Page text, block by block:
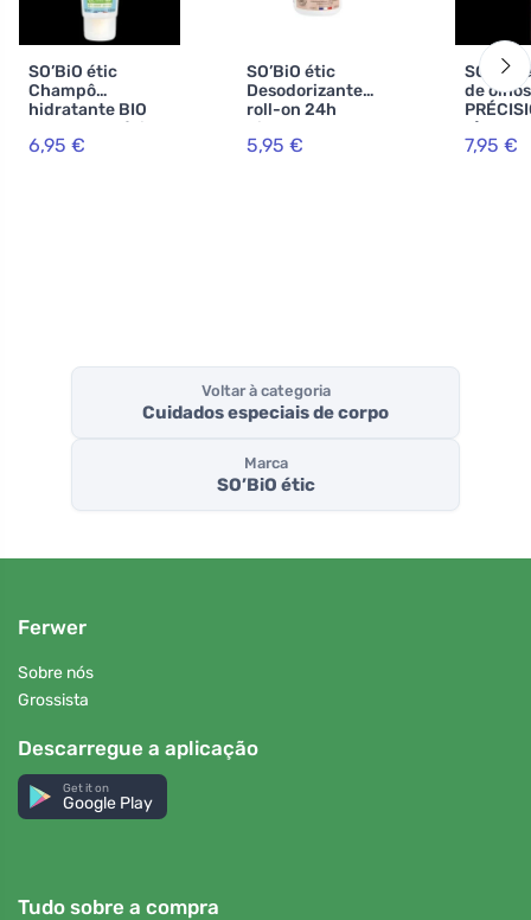
SO’BiO étic
Champô
hidratante BIO
com coco e ácido
hialurónico (250
6,95 €
SO’BiO étic
Desodorizante
roll-on 24h
hidratante com
leite de burra -
5,95 €
SO’BiO
de
g) 02
BIO -
7,95 €
Voltar à categoria
Cuidados especiais de corpo
Marca
SO’BiO étic
Ferwer
Sobre nós
Grossista
Descarregue a aplicação
Get it on
Google Play
Tudo sobre a compra